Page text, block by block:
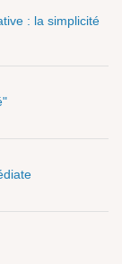
: la simplicité